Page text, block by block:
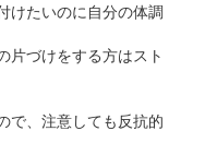
たいのに自分の体調
づけをする方はスト
で、注意しても反抗的